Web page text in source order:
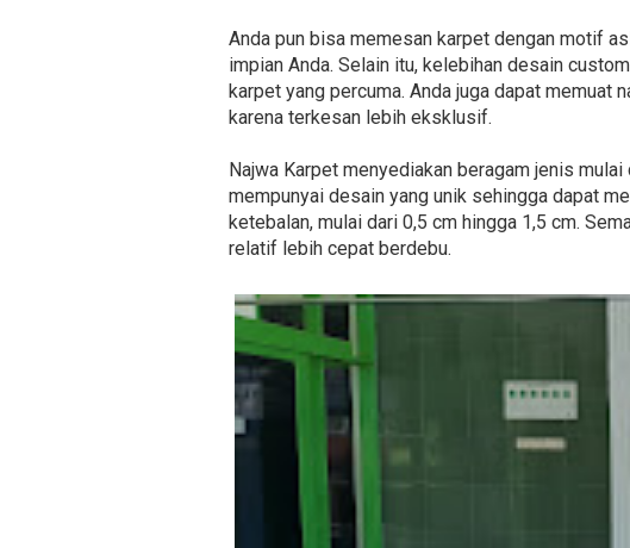
Anda pun bisa memesan karpet dengan motif
impian Anda. Selain itu, kelebihan desain
karpet yang percuma. Anda juga dapat
karena terkesan lebih eksklusif.
Najwa Karpet menyediakan beragam jenis
mempunyai desain yang unik sehingga dapat
ketebalan, mulai dari 0,5 cm hingga 1,5 cm.
relatif lebih cepat berdebu.